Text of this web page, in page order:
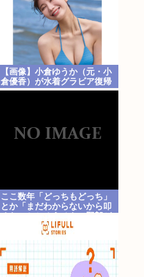
【画像】小倉ゆうか（元・小
倉優香）が水着グラビア復帰
www
ここ数年「どっちもどっち」
とか「まだわからないから叩
増えたけどどっから来たの？